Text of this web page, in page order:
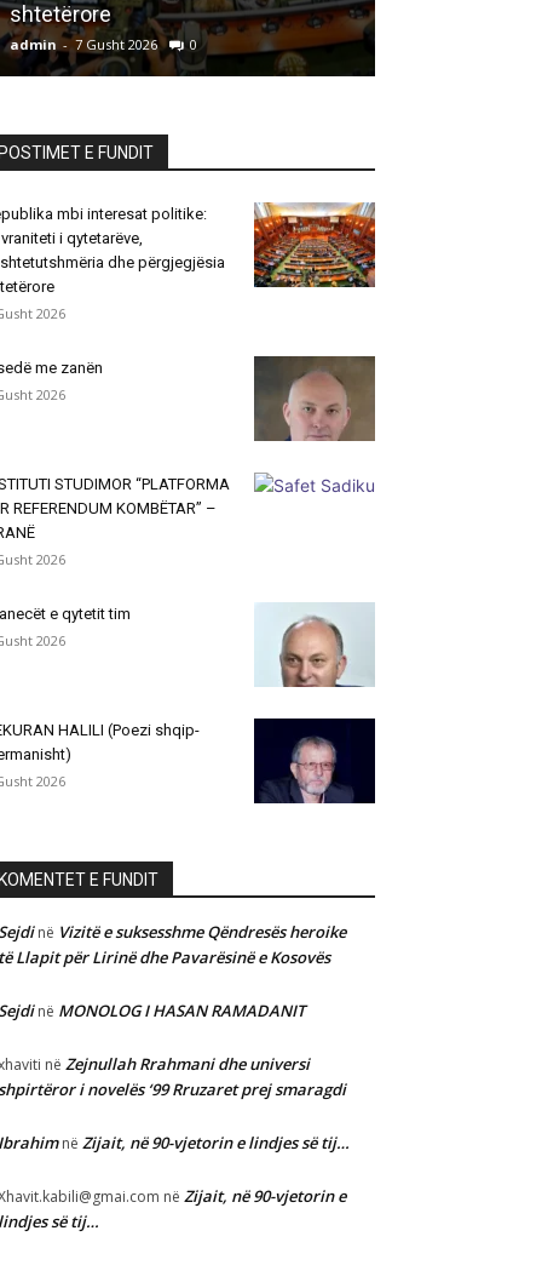
shtetërore
admin - 7 Gusht 2026 0
E FUNDIT
mbi interesat politike:
i qytetarëve,
dhe përgjegjësia
2026
me zanën
2026
STUDIMOR “PLATFORMA
REFERENDUM KOMBËTAR” –
2026
e qytetit tim
2026
HALILI (Poezi shqip-
2026
E FUNDIT
në Vizitë e suksesshme Qëndresës heroike
Llapit për Lirinë dhe Pavarësinë e Kosovës
në MONOLOG I HASAN RAMADANIT
në Zejnullah Rrahmani dhe universi
i novelës ‘99 Rruzaret prej smaragdi
në Zijait, në 90-vjetorin e lindjes së tij…
në Zijait, në 90-vjetorin e
së tij…